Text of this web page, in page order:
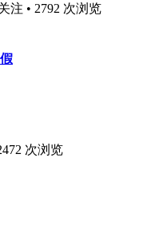
注 • 2792 次浏览
次浏览